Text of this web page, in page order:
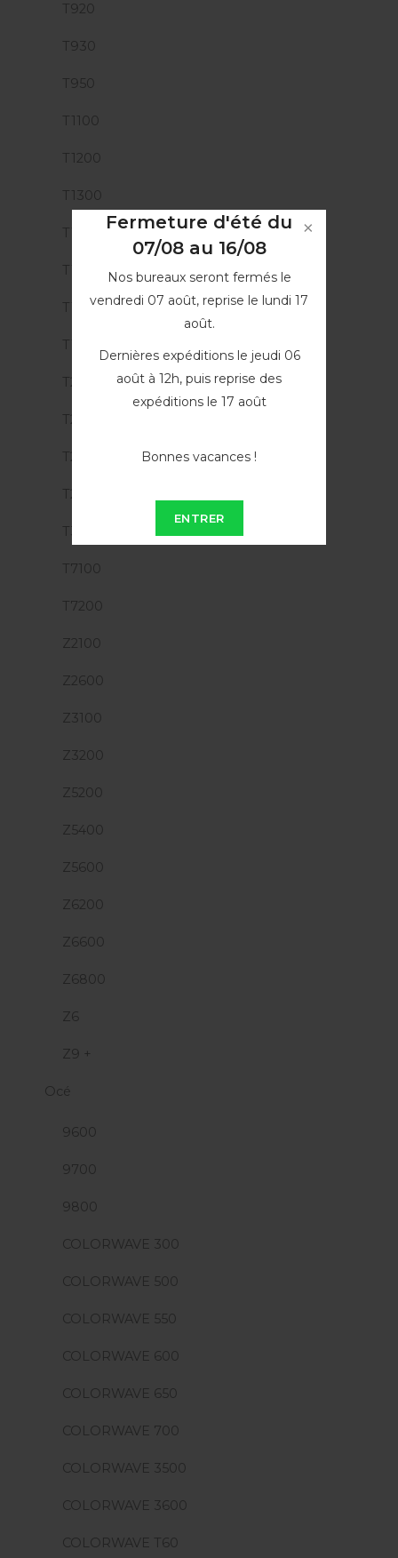
Fermeture d'été du
07/08 au 16/08
Nos bureaux seront fermés le
vendredi 07 août, reprise le lundi 17
août.
Dernières expéditions le jeudi 06
août à 12h, puis reprise des
expéditions le 17 août
Bonnes vacances !
ENTRER
T920
T930
T950
T1100
T1200
T1300
T1500
T1530
T1600
T1700
T2300 MFP
T2500 MFP
T2530 MFP
T2600
T3500 MFP
T7100
T7200
Z2100
Z2600
Z3100
Z3200
Z5200
Z5400
Z5600
Z6200
Z6600
Z6800
Z6
Z9 +
Océ
9600
9700
9800
COLORWAVE 300
COLORWAVE 500
COLORWAVE 550
COLORWAVE 600
COLORWAVE 650
COLORWAVE 700
COLORWAVE 3500
COLORWAVE 3600
COLORWAVE T60